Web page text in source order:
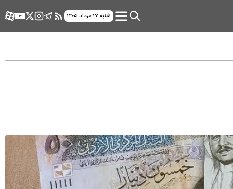
شنبه ۱۷ مرداد ۱۴۰۵